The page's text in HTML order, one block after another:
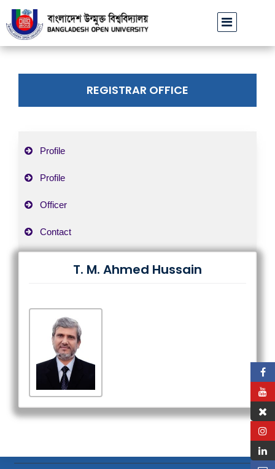
বাউবি উপাচার্যের পরিচয়ে প্রতারণার চেষ্টা: সর্বসাধারণকে সতর্ক
REGISTRAR OFFICE
Profile
Profile
Officer
Contact
T. M. Ahmed Hussain